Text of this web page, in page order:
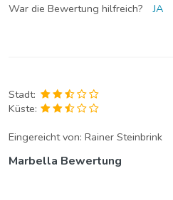
War die Bewertung hilfreich? JA
Stadt:
Küste:
Eingereicht von: Rainer Steinbrink
Marbella Bewertung